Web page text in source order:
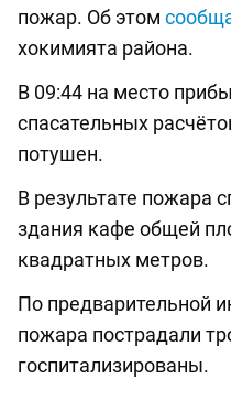
пожар. Об этом
хокимията района.
В 09:44 на место
спасательных
потушен.
В результате пожара
здания кафе общей
квадратных метров.
По предварительной
пожара пострадали
госпитализированы.